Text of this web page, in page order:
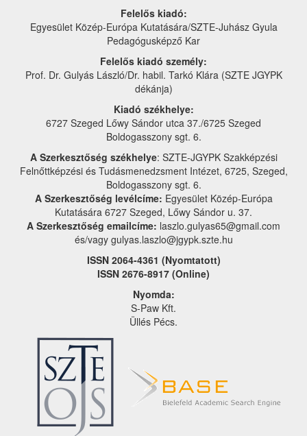
Felelős kiadó:
Egyesület Közép-Európa Kutatására/SZTE-Juhász Gyula
Pedagógusképző Kar
Felelős kiadó személy:
Prof. Dr. Gulyás László/Dr. habil. Tarkó Klára (SZTE JGYPK
dékánja)
Kiadó székhelye:
6727 Szeged Lőwy Sándor utca 37./6725 Szeged
Boldogasszony sgt. 6.
A Szerkesztőség székhelye: SZTE-JGYPK Szakképzési
Felnőttképzési és Tudásmenedzsment Intézet, 6725, Szeged,
Boldogasszony sgt. 6.
A Szerkesztőség levélcíme: Egyesület Közép-Európa
Kutatására 6727 Szeged, Lőwy Sándor u. 37.
A Szerkesztőség emailcíme: laszlo.gulyas65@gmail.com
és/vagy gulyas.laszlo@jgypk.szte.hu
ISSN 2064-4361 (Nyomtatott)
ISSN 2676-8917 (Online)
Nyomda:
S-Paw Kft.
Üllés Pécs.